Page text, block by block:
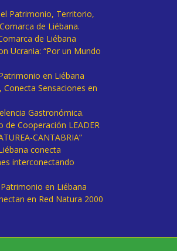
Patrimonio, Territorio,
de Liébana.
de Liébana
Ucrania: “Por un Mundo
en Liébana
Conecta Sensaciones en
Gastronómica.
de Cooperación LEADER
CANTABRIA”
conecta
interconectando
en Liébana
en Red Natura 2000